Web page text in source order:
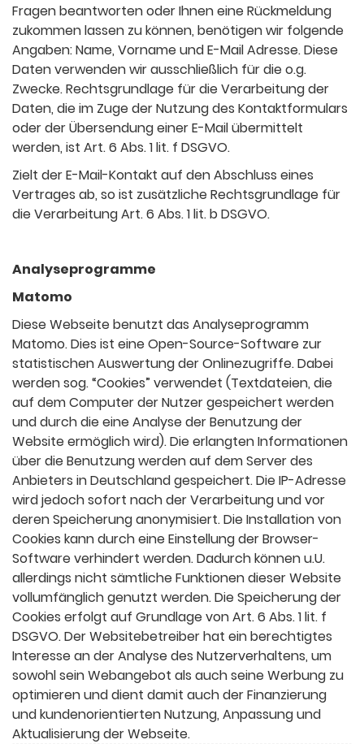
Fragen beantworten oder Ihnen eine Rückmeldung
zukommen lassen zu können, benötigen wir folgende
Angaben: Name, Vorname und E-Mail Adresse. Diese
Daten verwenden wir ausschließlich für die o.g.
Zwecke. Rechtsgrundlage für die Verarbeitung der
Daten, die im Zuge der Nutzung des Kontaktformulars
oder der Übersendung einer E-Mail übermittelt
werden, ist Art. 6 Abs. 1 lit. f DSGVO.
Zielt der E-Mail-Kontakt auf den Abschluss eines
Vertrages ab, so ist zusätzliche Rechtsgrundlage für
die Verarbeitung Art. 6 Abs. 1 lit. b DSGVO.
Analyseprogramme
Matomo
Diese Webseite benutzt das Analyseprogramm
Matomo. Dies ist eine Open-Source-Software zur
statistischen Auswertung der Onlinezugriffe. Dabei
werden sog. “Cookies” verwendet (Textdateien, die
auf dem Computer der Nutzer gespeichert werden
und durch die eine Analyse der Benutzung der
Website ermöglich wird). Die erlangten Informationen
über die Benutzung werden auf dem Server des
Anbieters in Deutschland gespeichert. Die IP-Adresse
wird jedoch sofort nach der Verarbeitung und vor
deren Speicherung anonymisiert. Die Installation von
Cookies kann durch eine Einstellung der Browser-
Software verhindert werden. Dadurch können u.U.
allerdings nicht sämtliche Funktionen dieser Website
vollumfänglich genutzt werden. Die Speicherung der
Cookies erfolgt auf Grundlage von Art. 6 Abs. 1 lit. f
DSGVO. Der Websitebetreiber hat ein berechtigtes
Interesse an der Analyse des Nutzerverhaltens, um
sowohl sein Webangebot als auch seine Werbung zu
optimieren und dient damit auch der Finanzierung
und kundenorientierten Nutzung, Anpassung und
Aktualisierung der Webseite.